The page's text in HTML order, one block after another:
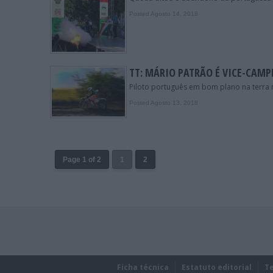
Posted Agosto 14, 2018
TT: MÁRIO PATRÃO É VICE-
Piloto português em bom plano na terra
Posted Agosto 13, 2018
Page 1 of 2 1 2
Ficha técnica Estatuto editorial